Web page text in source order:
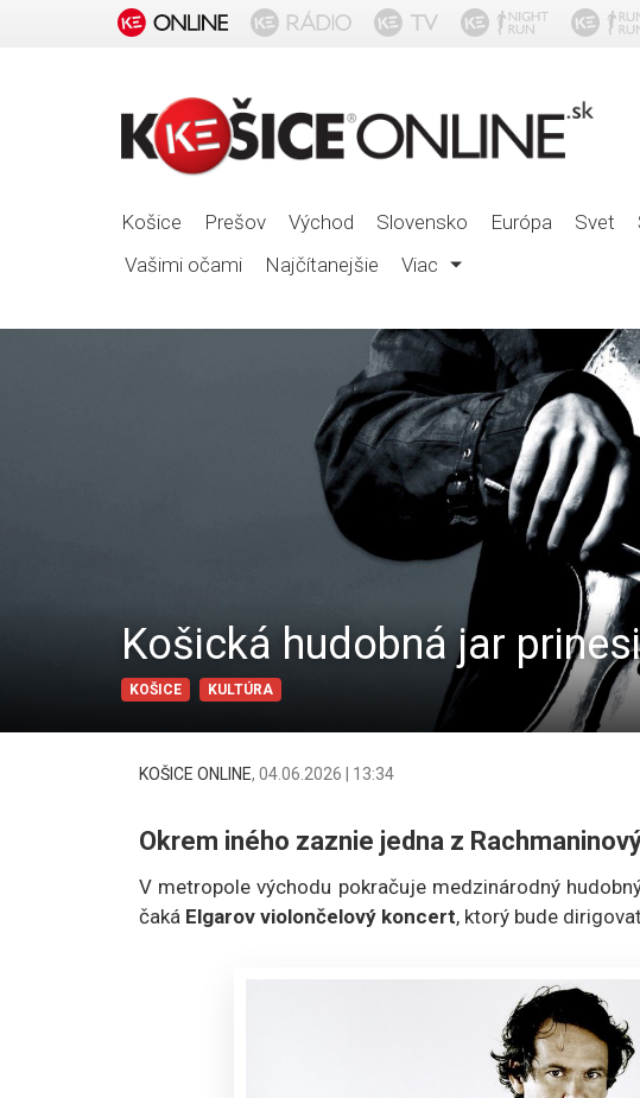
Košice Prešov Východ Slovensko Európa Svet
Vašimi očami
Najčítanejšie Viac
Košická hudobná jar
KOŠICE KULTÚRA
KOŠICE ONLINE, 04.06.2026 | 13:34
Okrem iného zaznie jedna z
V metropole východu pokračuje medzinárodný
čaká Elgarov violončelový koncert, ktorý bude